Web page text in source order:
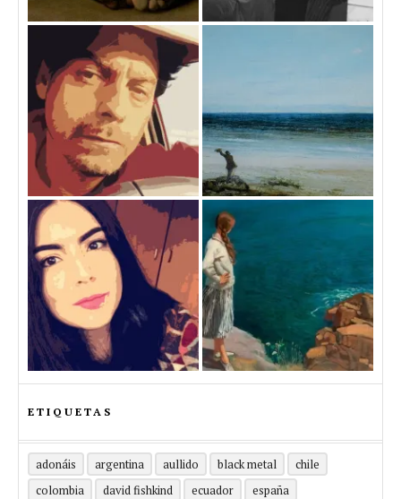
ETIQUETAS
adonáis argentina aullido black metal
chile
colombia
david fishkind ecuador
españa